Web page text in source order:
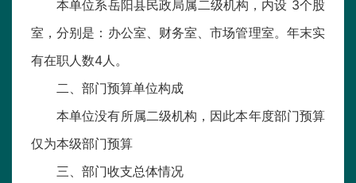
本单位系岳阳县民政局属二级机构，内设 3个股
室，分别是：办公室、财务室、市场管理室。年末实
有在职人数4人。
二、部门预算单位构成
本单位没有所属二级机构，因此本年度部门预算
仅为本级部门预算
三、部门收支总体情况